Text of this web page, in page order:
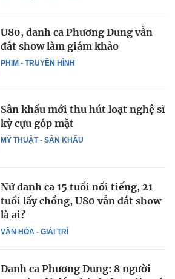
PHIM - TRUYỀN HÌNH
U80, danh ca Phương Dung vẫn
đắt show làm giám khảo
MỸ THUẬT - SÂN KHẤU
Sân khấu mới thu hút loạt nghệ sĩ
kỳ cựu góp mặt
VĂN HÓA - GIẢI TRÍ
Nữ danh ca 15 tuổi nổi tiếng, 21
tuổi lấy chồng, U80 vẫn đắt show
là ai?
Danh ca Phương Dung: 8 người